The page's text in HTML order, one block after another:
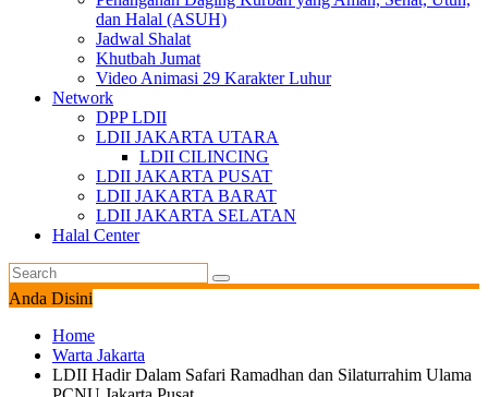
dan Halal (ASUH)
Jadwal Shalat
Khutbah Jumat
Video Animasi 29 Karakter Luhur
Network
DPP LDII
LDII JAKARTA UTARA
LDII CILINCING
LDII JAKARTA PUSAT
LDII JAKARTA BARAT
LDII JAKARTA SELATAN
Halal Center
Anda Disini
Home
Warta Jakarta
LDII Hadir Dalam Safari Ramadhan dan Silaturrahim Ulama